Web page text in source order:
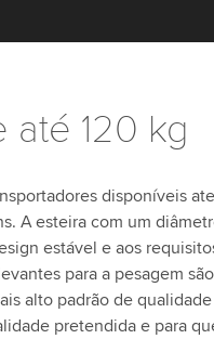
até 120 kg
disponíveis
A esteira com um
estável e aos
para a pesagem são
alto padrão de qualidade
pretendida e para